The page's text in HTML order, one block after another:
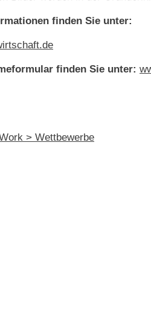
finden Sie unter:
finden Sie unter:
> Wettbewerbe